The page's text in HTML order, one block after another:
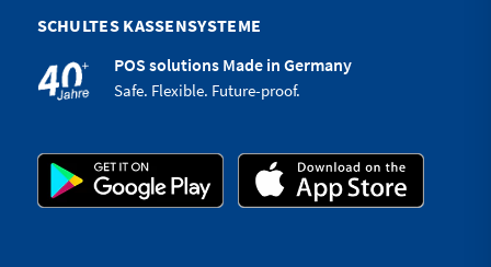
SCHULTES KASSENSYSTEME
POS solutions Made in Germany
Safe. Flexible. Future-proof.